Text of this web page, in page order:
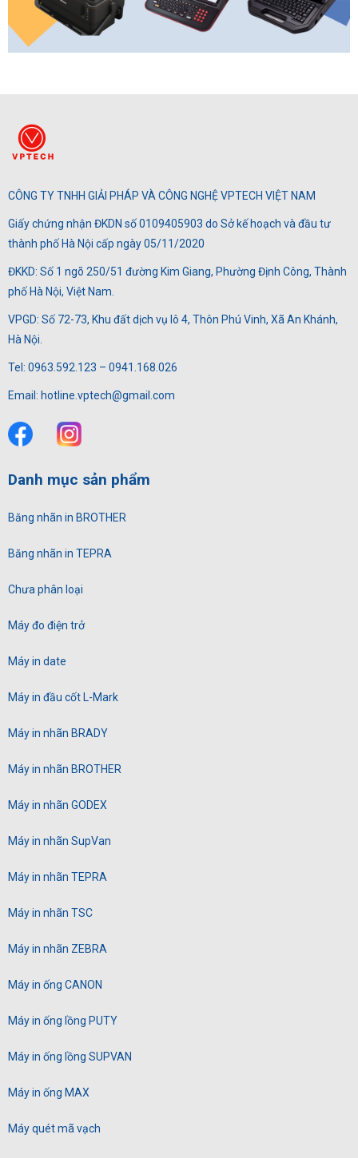
CÔNG TY TNHH GIẢI PHÁP VÀ CÔNG NGHỆ VPTECH VIỆT NAM
Giấy chứng nhận ĐKDN số 0109405903 do Sở kế hoạch và đầu tư
thành phố Hà Nội cấp ngày 05/11/2020
ĐKKD: Số 1 ngõ 250/51 đường Kim Giang, Phường Định Công, Thành
phố Hà Nội, Việt Nam.
VPGD: Số 72-73, Khu đất dịch vụ lô 4, Thôn Phú Vinh, Xã An Khánh,
Hà Nội.
Tel: 0963.592.123 – 0941.168.026
Email: hotline.vptech@gmail.com
Danh mục sản phẩm
Băng nhãn in BROTHER
Băng nhãn in TEPRA
Chưa phân loại
Máy đo điện trở
Máy in date
Máy in đầu cốt L-Mark
Máy in nhãn BRADY
Máy in nhãn BROTHER
Máy in nhãn GODEX
Máy in nhãn SupVan
Máy in nhãn TEPRA
Máy in nhãn TSC
Máy in nhãn ZEBRA
Máy in ống CANON
Máy in ống lồng PUTY
Máy in ống lồng SUPVAN
Máy in ống MAX
Máy quét mã vạch